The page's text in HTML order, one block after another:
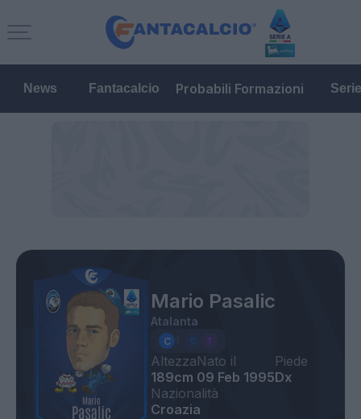
News Fantacalcio Probabili Formazioni
Mario Pasalic
Atalanta
Altezza
189cm
Nato il
09 Feb 1995
Piede
Dx
Nazionalità
Croazia